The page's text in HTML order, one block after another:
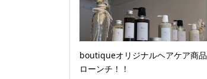
boutiqueオリジナルヘアケア商品
ローンチ！！